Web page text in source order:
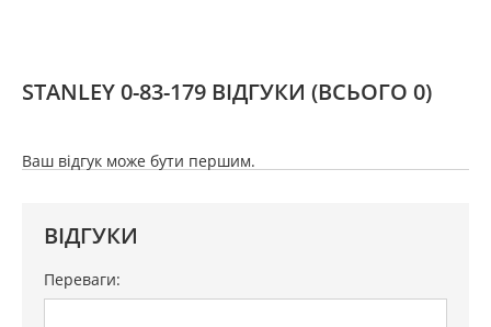
STANLEY 0-83-179 ВІДГУКИ (ВСЬОГО 0)
Ваш відгук може бути першим.
ВІДГУКИ
Переваги: